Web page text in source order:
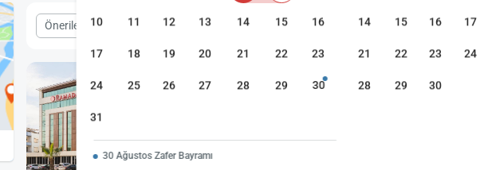
10 11 12 13 14 15 16
17 18 19 20 21 22 23
24 25 26 27 28 29 30
31
14 15 16 17
21 22 23 24
28 29 30
30 Ağustos Zafer Bayramı
Önerilen Fiyat (Düşükten yükseğe) Fiyat (Yüksekten düşüğe) Misafir Puanı
Ramada By Wyndham Mersin